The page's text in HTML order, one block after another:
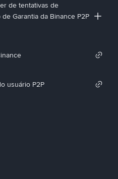
de tentativas de
Garantia da Binance P2P
usuário P2P